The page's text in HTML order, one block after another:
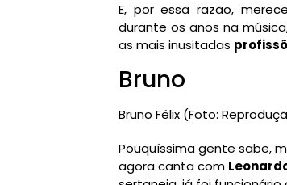
E, por essa razão,
durante os anos na
as mais inusitadas
Bruno
Bruno Félix (Foto:
Pouquíssima gente sabe,
agora canta com